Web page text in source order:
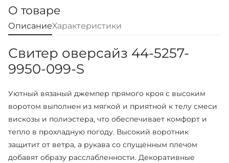
О товаре
ОписаниеХарактеристики
Свитер оверсайз 44-5257-
9950-099-S
Уютный вязаный джемпер прямого кроя с высоким
воротом выполнен из мягкой и приятной к телу смеси
вискозы и полиэстера, что обеспечивает комфорт и
тепло в прохладную погоду. Высокий воротник
защитит от ветра, а рукава со спущенным плечом
добавят образу расслабленности. Декоративные